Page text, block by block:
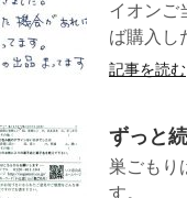
イオンご
ば購入し
記事を読む
ずっと
巣ごもり
す。